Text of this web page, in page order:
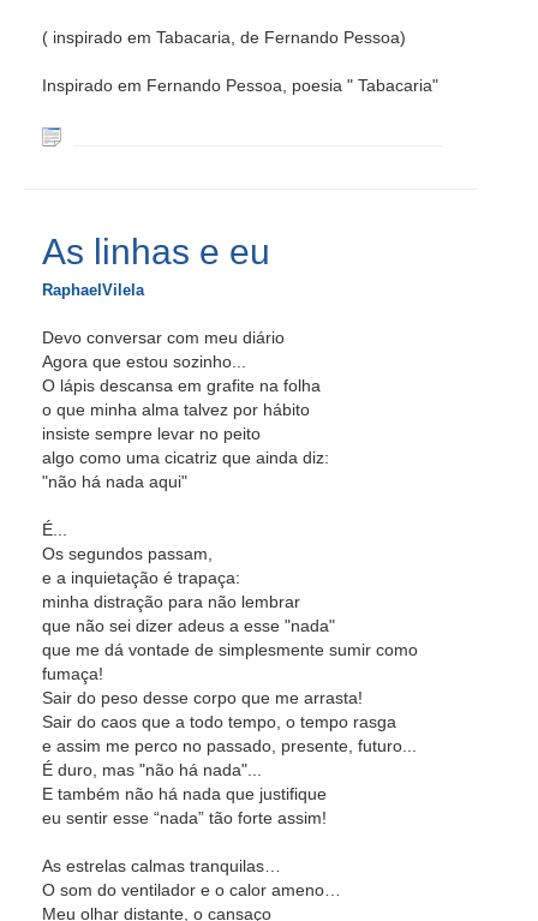
( inspirado em Tabacaria, de Fernando Pessoa)
Inspirado em Fernando Pessoa, poesia " Tabacaria"
As linhas e eu
RaphaelVilela
Devo conversar com meu diário
Agora que estou sozinho...
O lápis descansa em grafite na folha
o que minha alma talvez por hábito
insiste sempre levar no peito
algo como uma cicatriz que ainda diz:
"não há nada aqui"
É...
Os segundos passam,
e a inquietação é trapaça:
minha distração para não lembrar
que não sei dizer adeus a esse "nada"
que me dá vontade de simplesmente sumir como
fumaça!
Sair do peso desse corpo que me arrasta!
Sair do caos que a todo tempo, o tempo rasga
e assim me perco no passado, presente, futuro...
É duro, mas "não há nada"...
E também não há nada que justifique
eu sentir esse “nada” tão forte assim!
As estrelas calmas tranquilas…
O som do ventilador e o calor ameno…
Meu olhar distante, o cansaço